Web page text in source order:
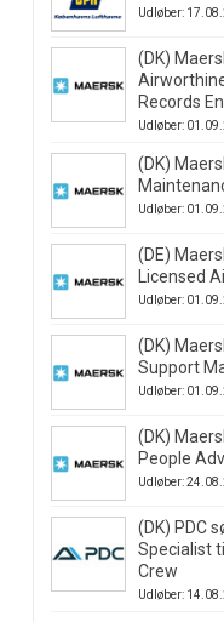
Udløber:
(DK)
Records
Udløber:
(DK)
Udløber:
(DE)
Licensed
Udløber:
(DK)
Support
Udløber:
(DK)
People
Udløber:
(DK) PDC
Specialist
Crew
Udløber: